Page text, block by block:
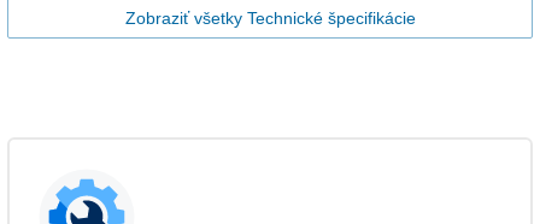
Zobraziť všetky Technické špecifikácie